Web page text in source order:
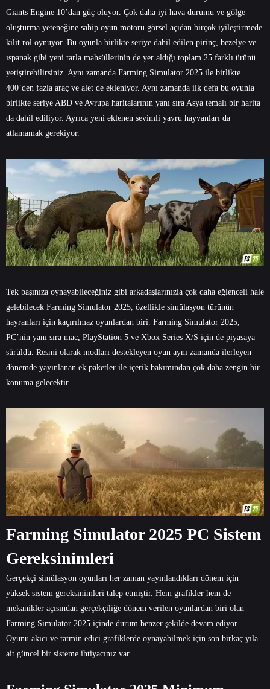
Giants Engine 10’dan güç oluyor. Çok daha iyi hava durumu ve gölge
oluşturma yeteneğine sahip oyun motoru görsel açıdan birçok iyileştirmede
kilit rol oynuyor. Bu oyunla birlikte seriye dahil edilen pirinç, bezelye ve
ıspanak gibi yeni tarla mahsüllerinin de yer aldığı toplam 25 farklı ürünü
yetiştirebilirsiniz. Aynı zamanda Farming Simulator 2025 ile birlikte
400’den fazla araç ve alet de ekleniyor. Aynı zamanda ilk defa bu oyunla
birlikte seriye ABD ve Avrupa haritalarının yanı sıra Asya temalı bir harita
da dahil ediliyor. Ayrıca yeni eklenen sevimli yavru hayvanları da
atlamamak gerekiyor.
Tek başınıza oynayabileceğiniz gibi arkadaşlarınızla çok daha eğlenceli hale
gelebilecek Farming Simulator 2025, özellikle simülasyon türünün
hayranları için kaçırılmaz oyunlardan biri. Farming Simulator 2025,
PC’nin yanı sıra mac, PlayStation 5 ve Xbox Series X/S için de piyasaya
sürüldü. Resmi olarak modları destekleyen oyun aynı zamanda ilerleyen
dönemde yayınlanan ek paketler ile içerik bakımından çok daha zengin bir
konuma gelecektir.
Farming Simulator 2025 PC Sistem
Gereksinimleri
Gerçekçi simülasyon oyunları her zaman yayınlandıkları dönem için
yüksek sistem gereksinimleri talep etmiştir. Hem grafikler hem de
mekanikler açısından gerçekçiliğe dönem verilen oyunlardan biri olan
Farming Simulator 2025 içinde durum benzer şekilde devam ediyor.
Oyunu akıcı ve tatmin edici grafiklerde oynayabilmek için son birkaç yıla
ait güncel bir sisteme ihtiyacınız var.